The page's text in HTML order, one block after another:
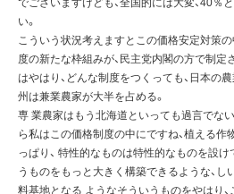
でございますけども、全国的には大変、40％
い。
こういう状況考えますとこの価格安定対策の
度の新たな枠組みが、民主党内閣の方で制定
はやはり、どんな制度をつくっても、日本の
州は兼業農家が大半を占める。
専 業農家はもう北海道といっても過言でな
ら私はこの価格制度の中にですね、植える作
っぱり、 特性的なものは特性的なものを設
うものをもっと大きく構築できるような、し
料基地となる ようなそういうものをやはり